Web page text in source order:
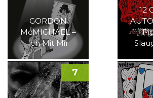
GORDON
McMICHAEL –
Ich Mit Mir
12
7